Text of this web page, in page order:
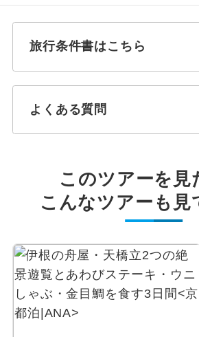
旅行条件書はこちら
よくある質問
このツアーを見
こんなツアーも見